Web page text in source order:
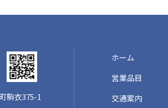
駒衣375-1
ホーム
営業品目
交通案内